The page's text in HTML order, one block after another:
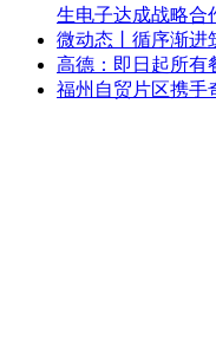
生电子达成战略合
微动态丨循序渐进
高德：即日起所有
福州自贸片区携手